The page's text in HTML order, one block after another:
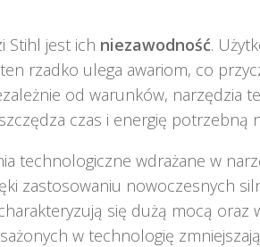
Stihl jest ich niezawodność.
rzadko ulega awariom, co
od warunków, narzędzia
czas i energię potrzebną
technologiczne wdrażane w
zastosowaniu nowoczesnych
się dużą mocą oraz
w technologię